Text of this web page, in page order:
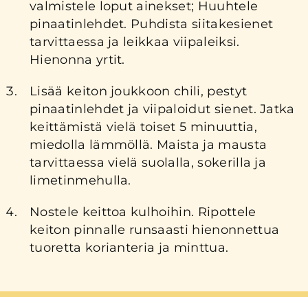
valmistele loput ainekset; Huuhtele
pinaatinlehdet. Puhdista siitakesienet
tarvittaessa ja leikkaa viipaleiksi.
Hienonna yrtit.
Lisää keiton joukkoon chili, pestyt
pinaatinlehdet ja viipaloidut sienet. Jatka
keittämistä vielä toiset 5 minuuttia,
miedolla lämmöllä. Maista ja mausta
tarvittaessa vielä suolalla, sokerilla ja
limetinmehulla.
Nostele keittoa kulhoihin. Ripottele
keiton pinnalle runsaasti hienonnettua
tuoretta korianteria ja minttua.